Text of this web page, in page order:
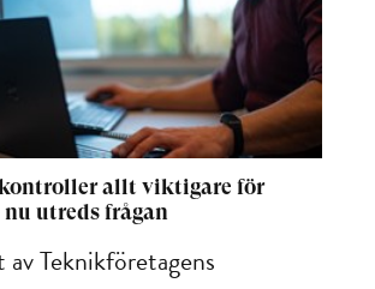
allt viktigare för
nu utreds frågan
Teknikföretagens